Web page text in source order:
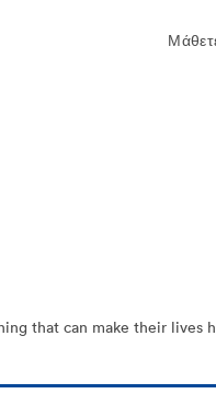
that can make their lives